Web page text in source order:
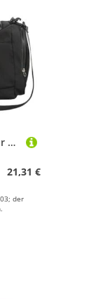
Reisetasche, wasserdicht, für Damen, Mädchen, Sport, Fitnessstudio, Handtaschen, Geschenke, Wochenende, Übernachtung, Schwarz , Mass Beauty
21,31 €
der